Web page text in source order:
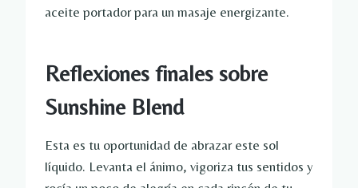
aceite portador para un masaje energizante.
Reflexiones finales sobre
Sunshine Blend
Esta es tu oportunidad de abrazar este sol
líquido. Levanta el ánimo, vigoriza tus sentidos y